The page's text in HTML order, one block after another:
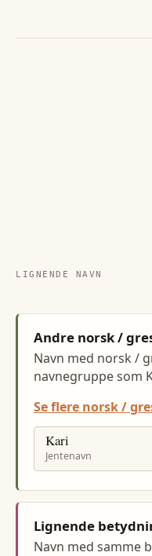
LIGNENDE NAVN
Andre norsk /
Navn med norsk /
navnegruppe som
Se flere norsk /
Kari
Jentenavn
Lignende
Navn med samme